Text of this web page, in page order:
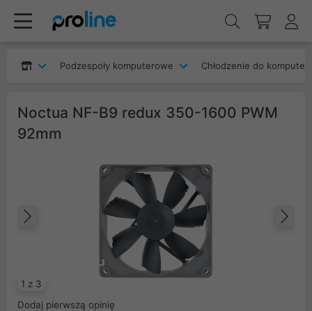
Podzespoły komputerowe Chłodzenie do
Noctua NF-B9 redux 350-1600 PWM
92mm
1 z 3
Poprzedni
Dodaj pierwszą opinię